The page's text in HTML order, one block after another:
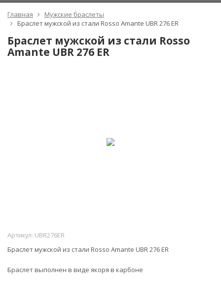
Главная
Мужские браслеты
Браслет мужской из стали Rosso Amante UBR 276 ER
Браслет мужской из стали Rosso
Amante UBR 276 ER
Артикул: UBR276ER
Браслет мужской из стали Rosso Amante UBR 276 ER
Браслет выполнен в виде якоря в карбоне